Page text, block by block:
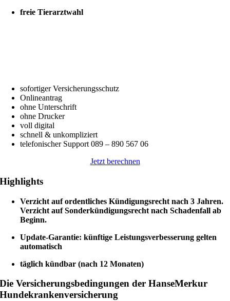
freie Tierarztwahl
sofortiger Versicherungsschutz
Onlineantrag
ohne Unterschrift
ohne Drucker
voll digital
schnell & unkompliziert
telefonischer Support 089 – 890 567 06
Jetzt berechnen
Highlights
Verzicht auf ordentliches Kündigungsrecht nach 3 Jahren.
Verzicht auf Sonderkündigungsrecht nach Schadenfall ab
Beginn.
Update-Garantie: künftige Leistungsverbesserung gelten
automatisch
täglich kündbar (nach 12 Monaten)
Die Versicherungsbedingungen der HanseMerkur
Hundekrankenversicherung